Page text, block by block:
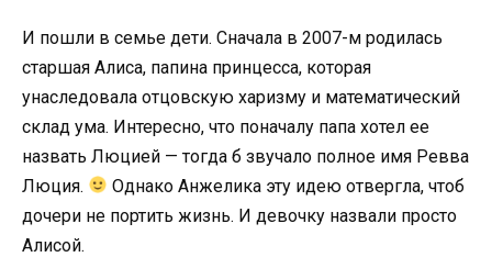
И пошли в семье дети. Сначала в 2007-м родилась
старшая Алиса, папина принцесса, которая
унаследовала отцовскую харизму и математический
склад ума. Интересно, что поначалу папа хотел ее
назвать Люцией — тогда б звучало полное имя Ревва
Люция.
Однако Анжелика эту идею отвергла, чтоб
дочери не портить жизнь. И девочку назвали просто
Алисой.